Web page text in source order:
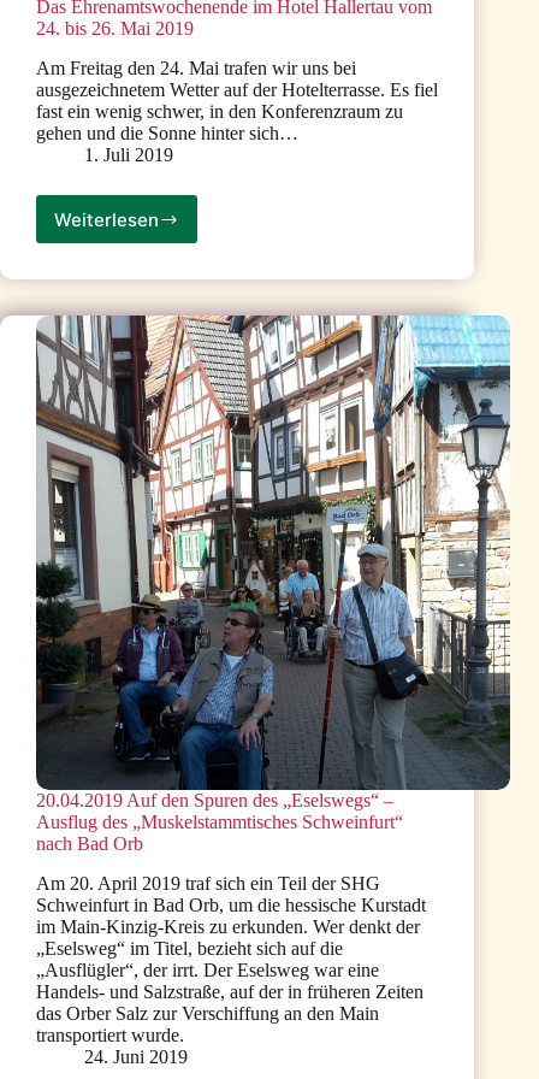
Das Ehrenamtswochenende im Hotel Hallertau vom
24. bis 26. Mai 2019
Am Freitag den 24. Mai trafen wir uns bei
ausgezeichnetem Wetter auf der Hotelterrasse. Es fiel
fast ein wenig schwer, in den Konferenzraum zu
gehen und die Sonne hinter sich…
1. Juli 2019
Weiterlesen
Das
im
Hallertau
vom
24.
bis
26.
Mai
2019
20.04.2019 Auf den Spuren des „Eselswegs“ –
Ausflug des „Muskelstammtisches Schweinfurt“
nach Bad Orb
Am 20. April 2019 traf sich ein Teil der SHG
Schweinfurt in Bad Orb, um die hessische Kurstadt
im Main-Kinzig-Kreis zu erkunden. Wer denkt der
„Eselsweg“ im Titel, bezieht sich auf die
„Ausflügler“, der irrt. Der Eselsweg war eine
Handels- und Salzstraße, auf der in früheren Zeiten
das Orber Salz zur Verschiffung an den Main
transportiert wurde.
24. Juni 2019